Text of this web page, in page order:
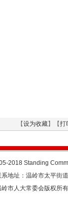
【设为收藏】【打
2018 Standing
系地址：温岭市太平
岭市人大常委会版权所